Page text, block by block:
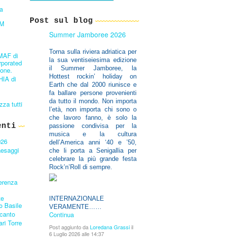
di
di
tutti
Basile
Torre
Post sul blog
Summer Jamboree 2026
Torna sulla riviera adriatica per
la sua ventiseiesima edizione
il Summer Jamboree, la
Hottest rockin’ holiday on
Earth che dal 2000 riunisce e
fa ballare persone provenienti
da tutto il mondo. Non importa
l’età, non importa chi sono o
che lavoro fanno, è solo la
passione condivisa per la
musica e la cultura
dell’America anni ‘40 e ’50,
che li porta a Senigallia per
celebrare la più grande festa
Rock’n’Roll di sempre.
INTERNAZIONALE
VERAMENTE……
Continua
Post aggiunto daLoredana Grassiil
6 Luglio 2026 alle 14:37